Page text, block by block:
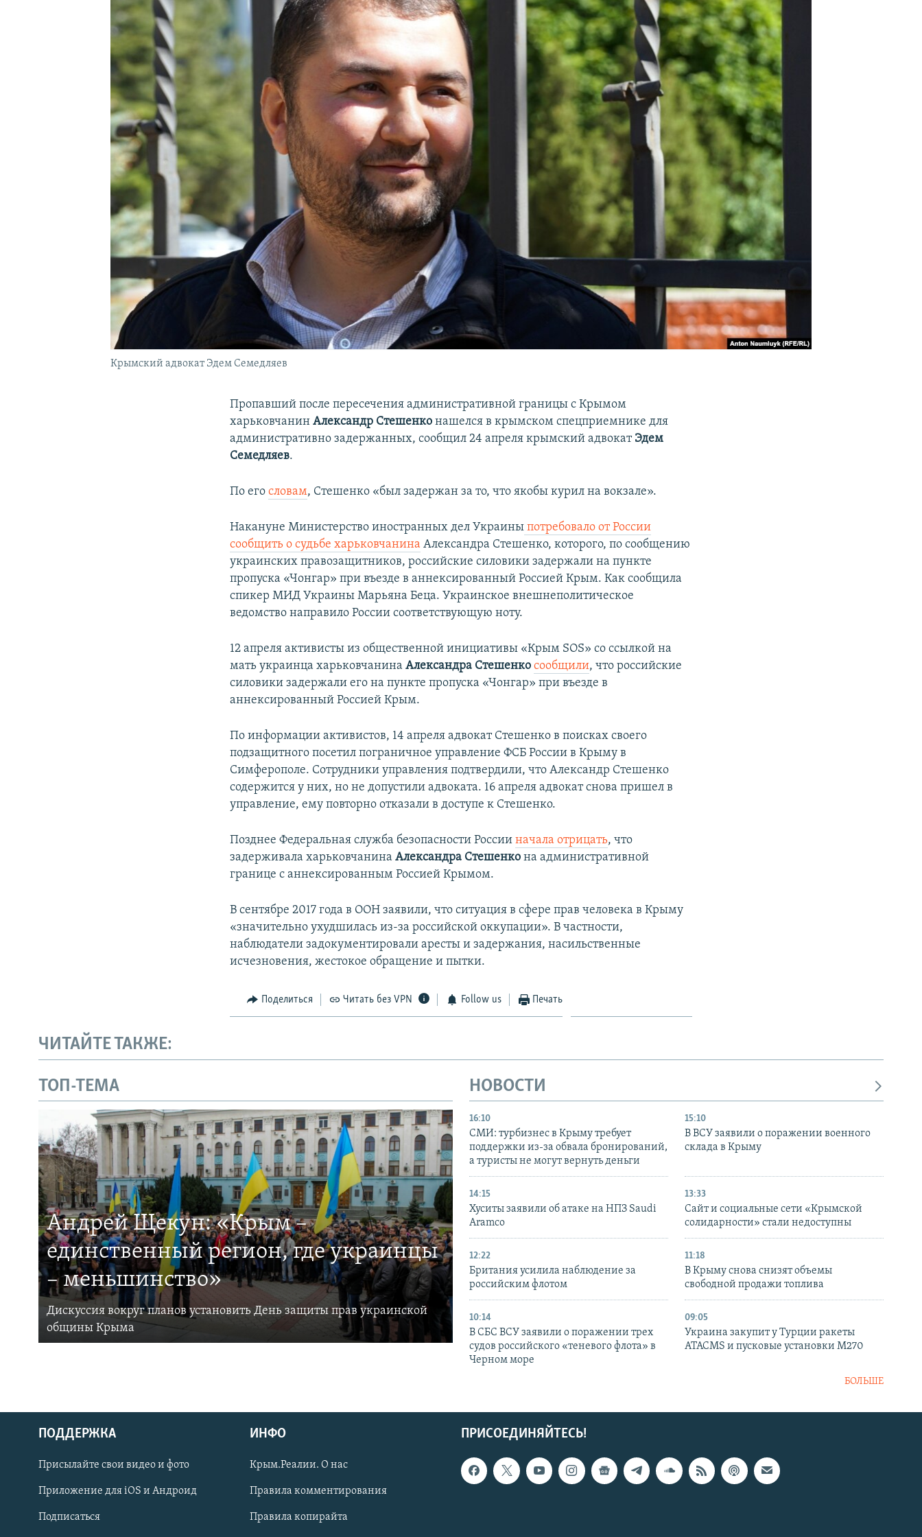
КРЫМ.НЕПОКОРЕННЫЙ
УКРАИНСКАЯ ПРОБЛЕМА КРЫМА
Українською
Qırımtatar
ПРИСОЕДИНЯЙТЕСЬ!
Крымский адвокат Эдем Семедляев
Пропавший после пересечения административной границы с Крымом
харьковчанинАлександр Стешенко нашелся в крымском спецприемнике для
административно задержанных, сообщил 24 апреля крымский адвокат Эдем
Семедляев.
По егословам, Стешенко «был задержан за то, что якобы курил на вокзале».
Накануне Министерство иностранных дел Украины потребовало от России
сообщить о судьбе харьковчанина Александра Стешенко, которого, по сообщению
украинских правозащитников, российские силовики задержали на пункте
пропуска «Чонгар» при въезде в аннексированный Россией Крым. Как сообщила
спикер МИД Украины Марьяна Беца. Украинское внешнеполитическое
ведомство направило России соответствующую ноту.
12 апреля активисты из общественной инициативы «Крым SOS» со ссылкой на
мать украинца харьковчанинаАлександра Стешенко сообщили, что российские
силовики задержали его на пункте пропуска «Чонгар» при въезде в
аннексированный Россией Крым.
По информации активистов, 14 апреля адвокат Стешенко в поисках своего
подзащитного посетил пограничное управление ФСБ России в Крыму в
Симферополе. Сотрудники управления подтвердили, что Александр Стешенко
содержится у них, но не допустили адвоката. 16 апреля адвокат снова пришел в
управление, ему повторно отказали в доступе к Стешенко.
Позднее Федеральная служба безопасности Россииначала отрицать, что
задерживала харьковчанинаАлександра Стешенко на административной
границе с аннексированным Россией Крымом.
В сентябре 2017 года в ООН заявили, что ситуация в сфере прав человека в Крыму
«значительно ухудшилась из-за российской оккупации». В частности,
наблюдатели задокументировали аресты и задержания, насильственные
исчезновения, жестокое обращение и пытки.
Поделиться Читать без VPN Follow us Печать
ЧИТАЙТЕ ТАКЖЕ:
ТОП-ТЕМА
Андрей Щекун: «Крым –
единственный регион, где украинцы
– меньшинство»
Дискуссия вокруг планов установить День защиты прав украинской
общины Крыма
НОВОСТИ
16:10
СМИ: турбизнес в Крыму требует
поддержки из-за обвала бронирований,
а туристы не могут вернуть деньги
15:10
В ВСУ заявили о поражении военного
склада в Крыму
14:15
Хуситы заявили об атаке на НПЗ Saudi
Aramco
13:33
Сайт и социальные сети «Крымской
солидарности» стали недоступны
12:22
Британия усилила наблюдение за
российским флотом
11:18
В Крыму снова снизят объемы
свободной продажи топлива
10:14
В СБС ВСУ заявили о поражении трех
судов российского «теневого флота» в
Черном море
09:05
Украина закупит у Турции ракеты
ATACMS и пусковые установки M270
БОЛЬШЕ
ПРИСОЕДИНЯЙТЕСЬ!
ПОДДЕРЖКА
Присылайте свои видео и фото
Приложение для iOS и Андроид
Подписаться
ИНФО
Крым.Реалии. О нас
Правила комментирования
Правила копирайта